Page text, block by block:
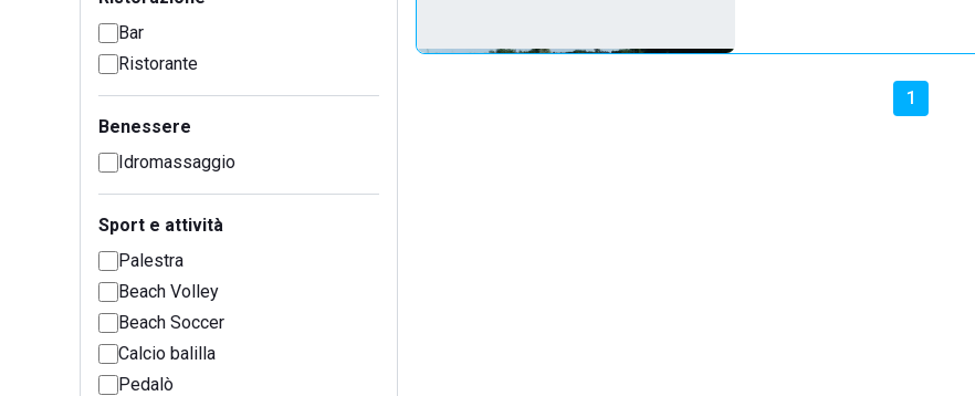
Bar
Ristorante
Benessere
Idromassaggio
Sport e attività
Palestra
Beach Volley
Beach Soccer
Calcio balilla
Pedalò
1